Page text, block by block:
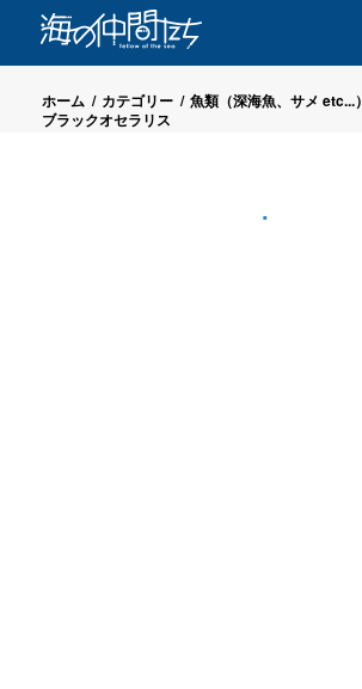
ホーム / カテゴリー / 魚類（深海魚、サメ etc...）
ブラックオセラリス